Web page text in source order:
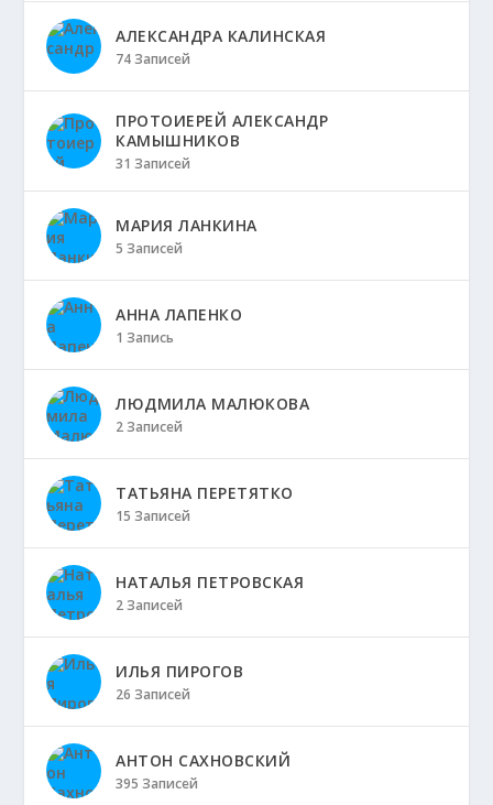
АЛЕКСАНДРА КАЛИНСКАЯ
74 Записей
ПРОТОИЕРЕЙ АЛЕКСАНДР
КАМЫШНИКОВ
31 Записей
МАРИЯ ЛАНКИНА
5 Записей
АННА ЛАПЕНКО
1 Запись
ЛЮДМИЛА МАЛЮКОВА
2 Записей
ТАТЬЯНА ПЕРЕТЯТКО
15 Записей
НАТАЛЬЯ ПЕТРОВСКАЯ
2 Записей
ИЛЬЯ ПИРОГОВ
26 Записей
АНТОН САХНОВСКИЙ
395 Записей